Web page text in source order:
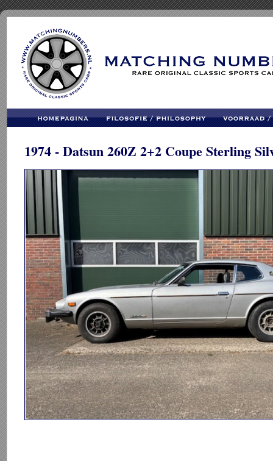
1974 - Datsun 260Z 2+2 Coupe Sterling